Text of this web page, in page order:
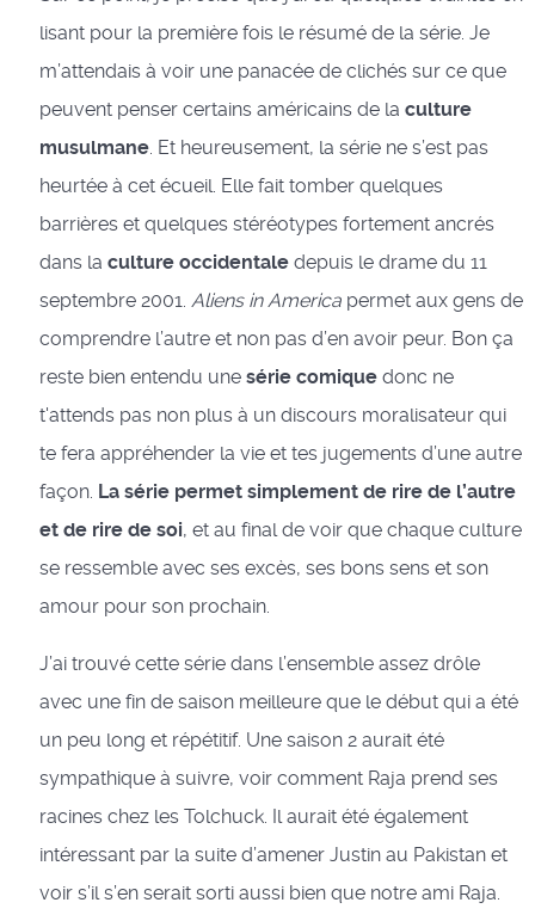
lisant pour la première fois le résumé de la série. Je
m’attendais à voir une panacée de clichés sur ce que
peuvent penser certains américains de la culture
musulmane. Et heureusement, la série ne s’est pas
heurtée à cet écueil. Elle fait tomber quelques
barrières et quelques stéréotypes fortement ancrés
dans la culture occidentaledepuis le drame du 11
septembre 2001. Aliens in Americapermet aux gens de
comprendre l’autre et non pas d’en avoir peur. Bon ça
reste bien entendu une série comiquedonc ne
t'attends pas non plus à un discours moralisateur qui
te fera appréhender la vie et tes jugements d’une autre
façon. La série permet simplement de rire de l’autre
et de rire de soi, et au final de voir que chaque culture
se ressemble avec ses excès, ses bons sens et son
amour pour son prochain.
J’ai trouvé cette série dans l’ensemble assez drôle
avec une fin de saison meilleure que le début qui a été
un peu long et répétitif. Une saison 2 aurait été
sympathique à suivre, voir comment Raja prend ses
racines chez les Tolchuck. Il aurait été également
intéressant par la suite d’amener Justin au Pakistan et
voir s’il s’en serait sorti aussi bien que notre ami Raja.